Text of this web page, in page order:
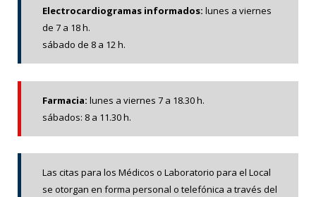
Electrocardiogramas informados: lunes a viernes
de 7 a 18 h.
sábado de 8 a 12 h.
Farmacia: lunes a viernes 7 a 18.30 h.
sábados: 8 a 11.30 h.
Las citas para los Médicos o Laboratorio para el Local
se otorgan en forma personal o telefónica a través del